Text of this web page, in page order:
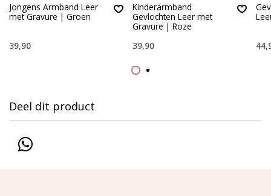
Jongens Armband Leer
met Gravure | Groen
39,90
Kinderarmband
Gevlochten Leer met
Gravure | Roze
39,90
Deel dit product